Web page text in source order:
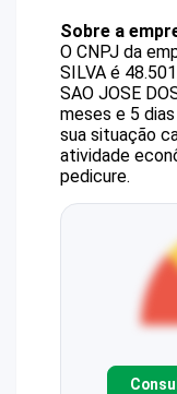
Sobre a
O CNPJ da
SILVA é
SAO JOSE
meses e 5
sua situação
atividade
pedicure.